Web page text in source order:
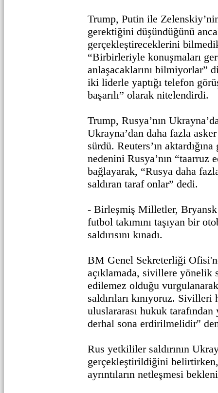
Trump, Putin ile
gerektiğini düşündüğünü
gerçekleştireceklerini
“Birbirleriyle konuşmaları
anlaşacaklarını bilmiyorlar”
iki liderle yaptığı telefon
başarılı” olarak nitelendirdi.
Trump, Rusya’nın
Ukrayna’dan daha fazla
sürdü. Reuters’ın
nedenini Rusya’nın “taarruz
bağlayarak, “Rusya daha
saldıran taraf onlar” dedi.
- Birleşmiş Milletler,
futbol takımını taşıyan bir
saldırısını kınadı.
BM Genel Sekreterliği
açıklamada, sivillere yönelik
edilemez olduğu
saldırıları kınıyoruz.
uluslararası hukuk tarafından
derhal sona erdirilmelidir"
Rus yetkililer saldırının
gerçekleştirildiğini
ayrıntıların netleşmesi